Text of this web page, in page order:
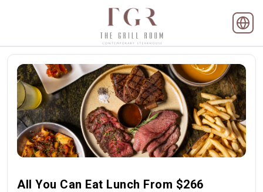
All You Can Eat Lunch From $266